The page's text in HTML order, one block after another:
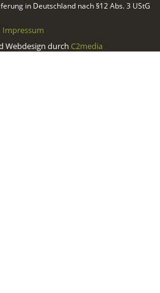
in Deutschland nach §12 Abs. 3 UStG
Impressum
Webdesign durch C2media